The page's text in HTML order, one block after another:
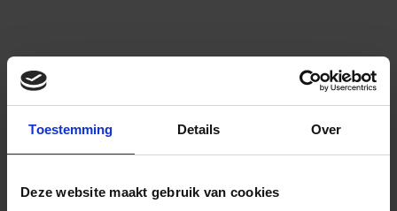
Toestemming Details Over
Deze website maakt gebruik van cookies